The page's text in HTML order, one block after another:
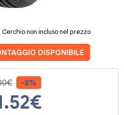
non incluso nel prezzo
DISPONIBILE
-8%
€